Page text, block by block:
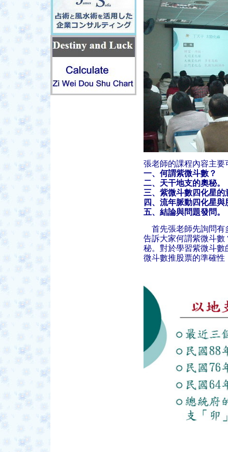
張老師的課程內容主要
一、何謂紫微斗數？
二、天干地支的奧秘。
三、紫微斗數四化星的
四、流年脈動四化星與
五、結論與問題發問。
首先張老師先詢問有
告訴大家何謂紫微斗
秘。對於學習紫微斗
微斗數推股票的準確